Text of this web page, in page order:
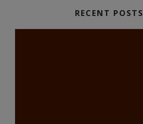
RECENT POSTS